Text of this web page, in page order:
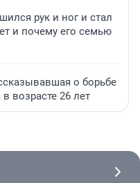
рук и ног и стал
и почему его семью
о борьбе
возрасте 26 лет